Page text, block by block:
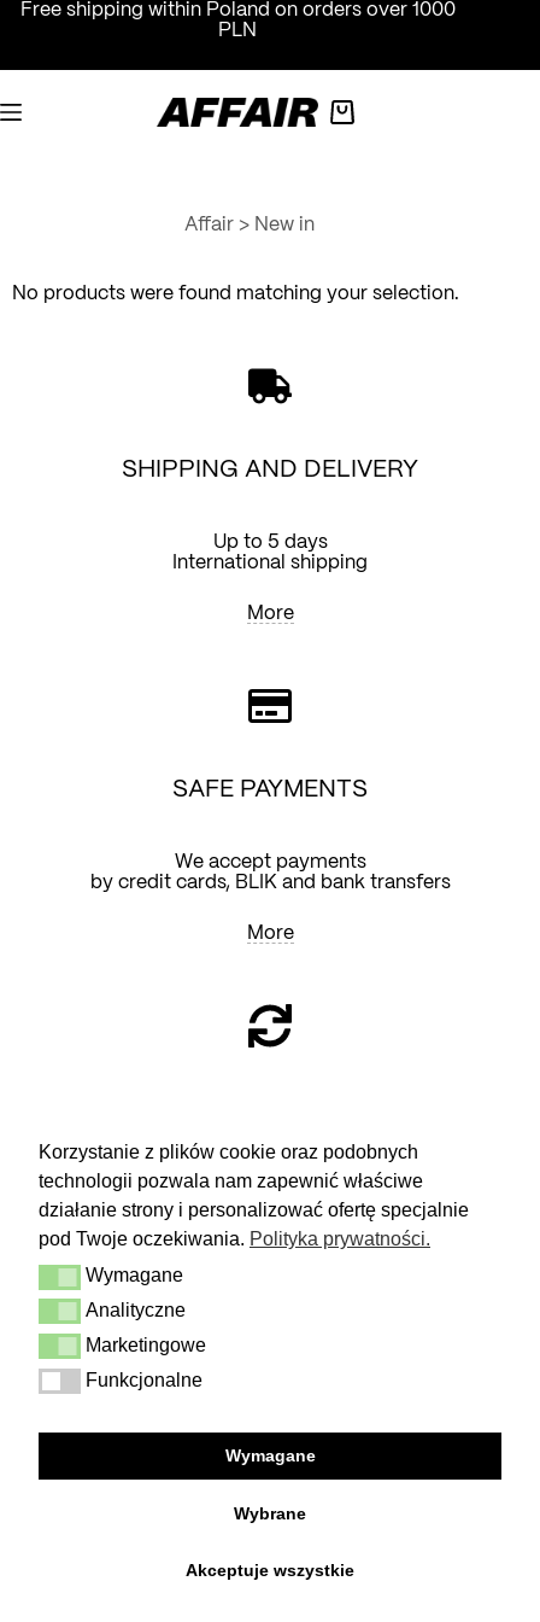
Korzystanie z plików cookie oraz podobnych
technologii pozwala nam zapewnić właściwe
działanie strony i personalizować ofertę specjalnie
pod Twoje oczekiwania. Polityka prywatności.
Wymagane
Wymagane
Analityczne
Analityczne
Marketingowe
Marketingowe
Funkcjonalne
Funkcjonalne
Wymagane
Wybrane
Akceptuje wszystkie
SkipFree shipping within Poland on orders over 1000
PLN
Shopping
Affair > New in
No products were found matching your selection.
SHIPPING AND DELIVERY
Up to 5 days
International shipping
More
SAFE PAYMENTS
We accept payments
by credit cards, BLIK and bank transfers
More
You have 14 days to make a decision
and calmly consider the purchase.
More
Delivery & Returns
Contact
Terms and conditions
Privacy Policy